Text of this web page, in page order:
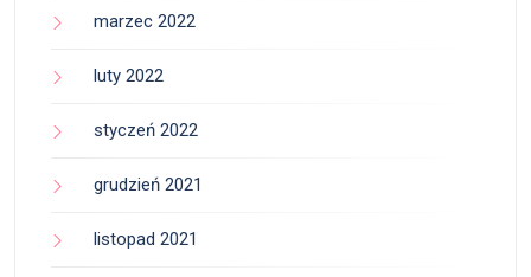
marzec 2022
luty 2022
styczeń 2022
grudzień 2021
listopad 2021